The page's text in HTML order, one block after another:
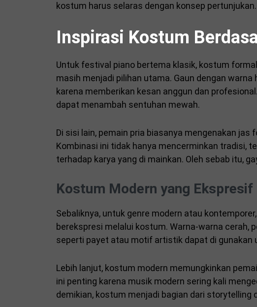
kostum harus selaras dengan konsep pertunjukan.
Inspirasi Kostum
Untuk festival piano bertema klasik, kostum
masih menjadi pilihan utama. Gaun dengan
karena memberikan kesan anggun dan
dapat menambah sentuhan mewah.
Di sisi lain, pemain pria biasanya mengenakan jas
Kombinasi ini tidak hanya mencerminkan tradisi,
terhadap karya yang di mainkan. Oleh sebab itu,
Kostum Modern yang Ekspresif
Sebaliknya, untuk genre modern atau
berekspresi melalui kostum. Warna-warna cerah,
seperti payet atau motif artistik dapat di gunakan
Lebih lanjut, kostum modern memungkinkan
ini penting karena musik modern sering kali
demikian, kostum menjadi bagian dari storytelling